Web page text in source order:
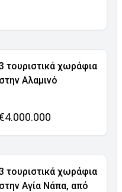
τουριστικά χωράφια
στην Αλαμινό
τουριστικά χωράφια
στην Αγία Νάπα, από